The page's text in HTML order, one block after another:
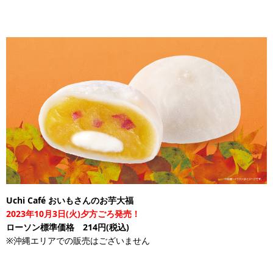
Uchi Café おいもさんのお芋大福
2023年10月3日(火)夕方ごろ発売！
ローソン標準価格 214円(税込)
※沖縄エリアでの販売はございません